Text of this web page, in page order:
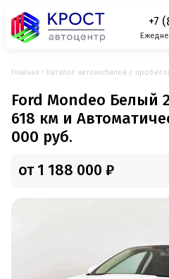
+7
Главная Каталог автомобилей с
Ford Mondeo Белый
618 км и
000 руб.
от 1 188 000 ₽